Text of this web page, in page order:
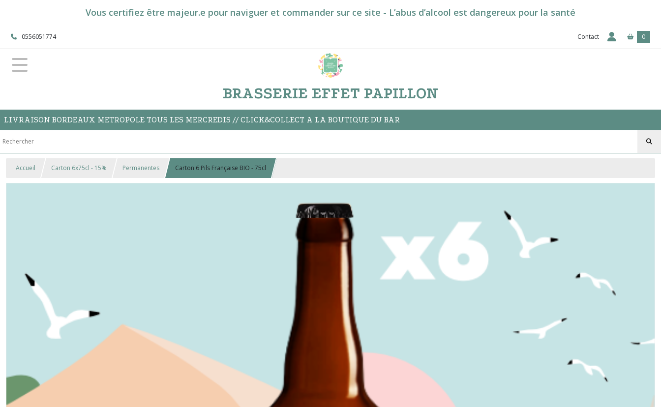
Vous certifiez être majeur.e pour naviguer et commander sur ce site - L’abus d’alcool est dangereux pour la santé
0556051774 Contact 0
BRASSERIE EFFET PAPILLON
LIVRAISON BORDEAUX METROPOLE TOUS LES MERCREDIS // CLICK&COLLECT A LA BOUTIQUE DU BAR
Accueil Carton 6x75cl - 15% Permanentes Carton 6 Pils Française BIO - 75cl